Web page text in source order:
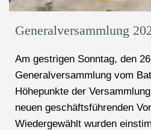
Generalversammlung
Am gestrigen Sonntag, den
Generalversammlung vom
Höhepunkte der
neuen geschäftsführenden
Wiedergewählt wurden